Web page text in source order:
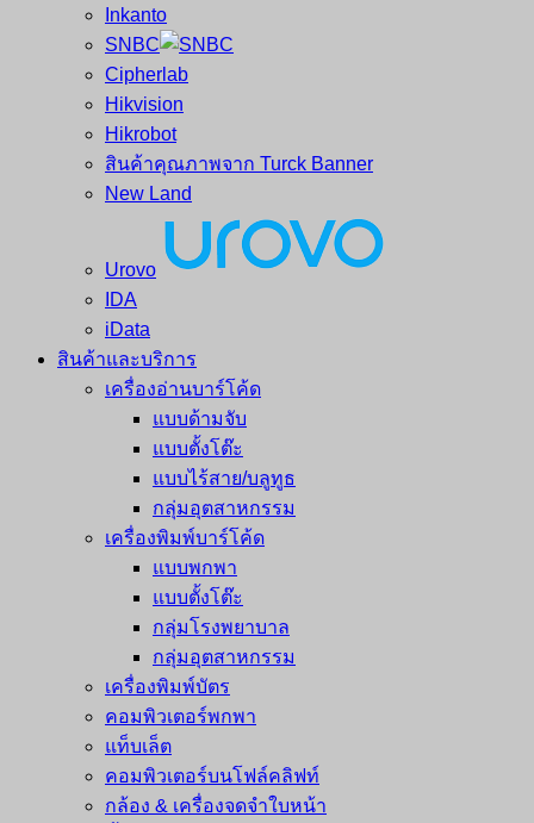
Inkanto
SNBC
Cipherlab
Hikvision
Hikrobot
สินค้าคุณภาพจาก Turck Banner
New Land
Urovo
IDA
iData
สินค้าและบริการ
เครื่องอ่านบาร์โค้ด
แบบด้ามจับ
แบบตั้งโต๊ะ
แบบไร้สาย/บลูทูธ
กลุ่มอุตสาหกรรม
เครื่องพิมพ์บาร์โค้ด
แบบพกพา
แบบตั้งโต๊ะ
กลุ่มโรงพยาบาล
กลุ่มอุตสาหกรรม
เครื่องพิมพ์บัตร
คอมพิวเตอร์พกพา
แท็บเล็ต
คอมพิวเตอร์บนโฟล์คลิฟท์
กล้อง & เครื่องจดจำใบหน้า